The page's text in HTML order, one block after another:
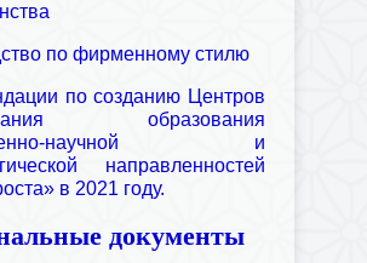
по фирменному стилю
по созданию Центров
образования
научной и
направленностей
в 2021 году.
документы